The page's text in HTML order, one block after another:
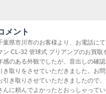
メント
葉県市川市のお客様より、お電話に
ン CL-32 管球式 プリアンプのお買
感のある外観でしたが、音出しの確
き取りをさせていただきました。お
引き取りさせていただきましたので
んに頼んでよかったとおっしゃって